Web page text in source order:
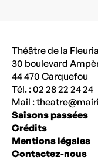
Théâtre de la
30 boulevard
44 470 Carquefou
Tél. : 02 28 22 24 24
Mail :
Saisons passées
Crédits
Mentions légales
Contactez-nous